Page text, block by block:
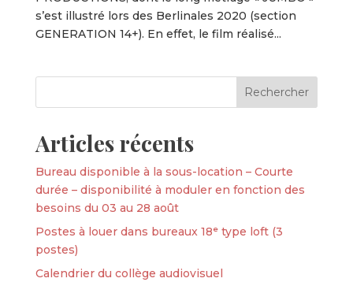
s’est illustré lors des Berlinales 2020 (section
GENERATION 14+). En effet, le film réalisé...
Articles récents
Bureau disponible à la sous-location – Courte
durée – disponibilité à moduler en fonction des
besoins du 03 au 28 août
Postes à louer dans bureaux 18ᵉ type loft (3
postes)
Calendrier du collège audiovisuel